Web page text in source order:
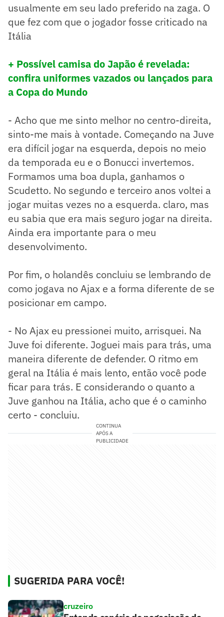
usualmente em seu lado preferido na zaga. O
que fez com que o jogador fosse criticado na
Itália
+ Possível camisa do Japão é revelada:
confira uniformes vazados ou lançados para
a Copa do Mundo
- Acho que me sinto melhor no centro-direita,
sinto-me mais à vontade. Começando na Juve
era difícil jogar na esquerda, depois no meio
da temporada eu e o Bonucci invertemos.
Formamos uma boa dupla, ganhamos o
Scudetto. No segundo e terceiro anos voltei a
jogar muitas vezes no a esquerda. claro, mas
eu sabia que era mais seguro jogar na direita.
Ainda era importante para o meu
desenvolvimento.
Por fim, o holandês concluiu se lembrando de
como jogava no Ajax e a forma diferente de se
posicionar em campo.
- No Ajax eu pressionei muito, arrisquei. Na
Juve foi diferente. Joguei mais para trás, uma
maneira diferente de defender. O ritmo em
geral na Itália é mais lento, então você pode
ficar para trás. E considerando o quanto a
Juve ganhou na Itália, acho que é o caminho
certo - concluiu.
CONTINUA
APÓS A
PUBLICIDADE
SUGERIDA PARA VOCÊ!
cruzeiro